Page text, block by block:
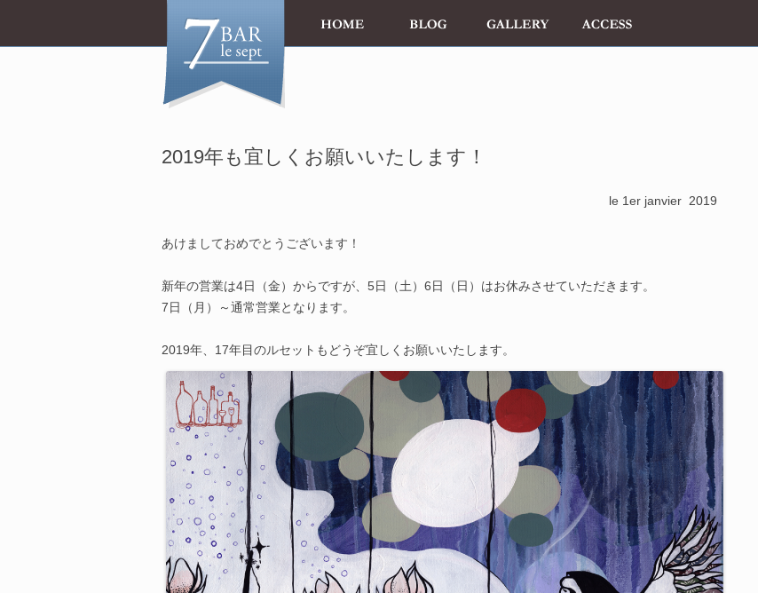
2019年も宜しくお願いいたします！
le 1er janvier 2019
あけましておめでとうございます！
新年の営業は4日（金）からですが、5日（土）6日（日）はお休みさせていただきます。
7日（月）～通常営業となります。
2019年、17年目のルセットもどうぞ宜しくお願いいたします。